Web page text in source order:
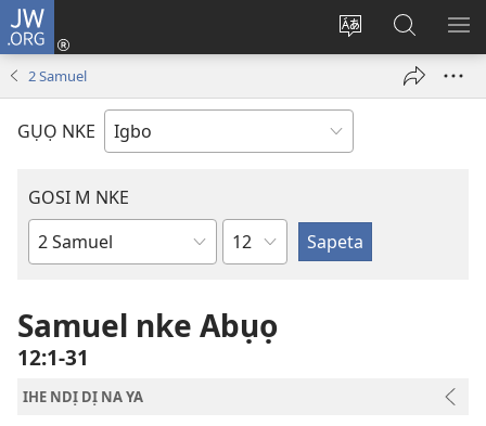
JW.ORG
Gbanwee
Banye
(ga-
ebe
anọ
gụọ
Chọọ
Ihe
na
2 Samuel
GỤỌ NKE
GOSI M NKE
Akwụkwọ
Isiokwu
Samuel nke Abụọ
12:1-31
IHE NDỊ DỊ NA YA